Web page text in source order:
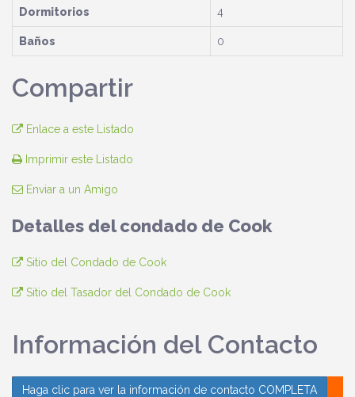
Dormitorios 4
Baños 0
Compartir
Enlace a este Listado
Imprimir este Listado
Enviar a un Amigo
Detalles del condado de Cook
Sitio del Condado de Cook
Sitio del Tasador del Condado de Cook
Información del Contacto
Haga clic para ver la información de contacto COMPLETA